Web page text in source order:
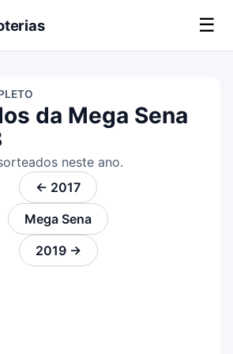
☰
da Mega Sena
neste ano.
← 2017
Mega Sena
2019 →